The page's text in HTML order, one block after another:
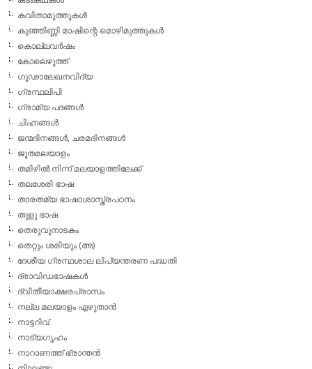
കവിതാമുത്തുകള്‍
കുഞ്ഞിണ്ണി മാഷിന്റെ മൊഴിമുത്തുകള്‍
കൊല്ലവര്‍ഷം
കോലെഴുത്ത്
ഗൂഢാലേഖനവിദ്യ
ഗ്രന്ഥലിപി
ഗ്രാമ്യ പദങ്ങള്‍
ചിഹ്നങ്ങള്‍
ജന്മദിനങ്ങള്‍, ചരമദിനങ്ങള്‍
ജൂതമലയാളം
തമിഴില്‍ നിന്ന് മലയാളത്തിലേക്ക്
തലശേരി ഭാഷ
താരതമ്യ ഭാഷാശാസ്ത്രപഠനം
തുളു ഭാഷ
തെരുവുനാടകം
തെറ്റും ശരിയും (അ)
ദേശീയ ഗ്രന്ഥശാല ലിപ്യന്തരണ പദ്ധതി
ദ്രാവിഡഭാഷകള്‍
ദ്വിതീയാക്ഷരപ്രാസം
നല്ല മലയാളം എഴുതാന്‍
നാട്ടറിവ്
നാട്യഗൃഹം
നാറാണത്ത് ഭ്രാന്തന്‍